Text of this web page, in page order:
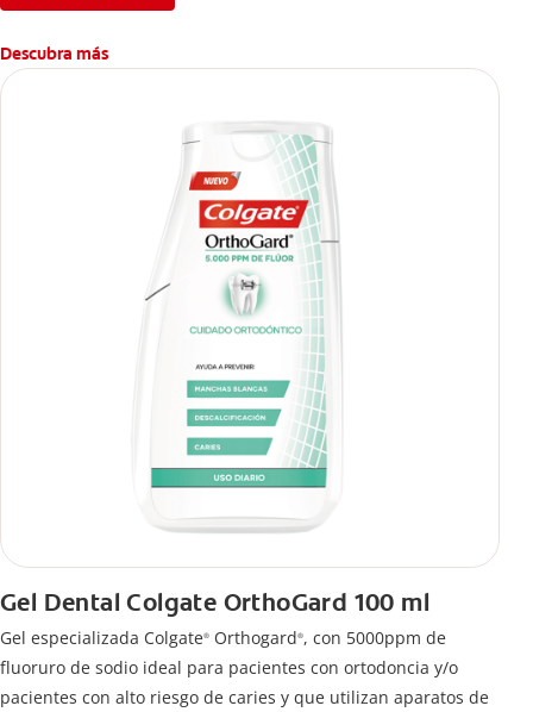
más te gusta.
Descubra más
Gel Dental Colgate OrthoGard 100 ml
Gel especializada Colgate® Orthogard®, con 5000ppm de
fluoruro de sodio ideal para pacientes con ortodoncia y/o
pacientes con alto riesgo de caries y que utilizan aparatos de